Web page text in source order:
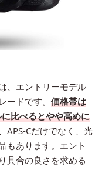
、エントリーモデル
ドです。 価格帯は
比べるとやや高めに
APS-Cだけでなく、光
もあります。エント
具合の良さを求める